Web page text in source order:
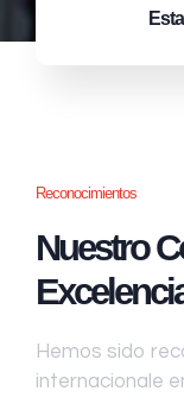
Reconocimientos
Nuestro
Hemos sido
internacionale